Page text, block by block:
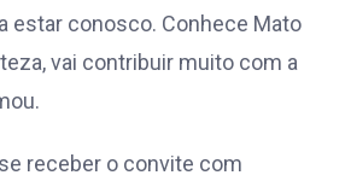
estar conosco. Conhece Mato
vai contribuir muito com a
receber o convite com